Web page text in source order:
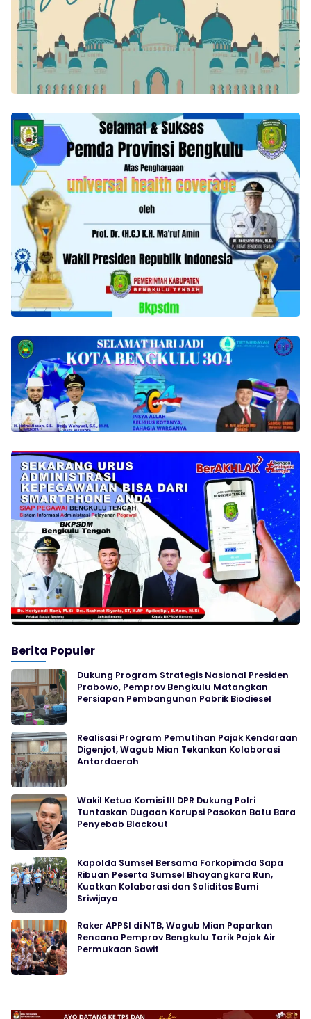
Berita Populer
Dukung Program Strategis Nasional Presiden
Prabowo, Pemprov Bengkulu Matangkan
Persiapan Pembangunan Pabrik Biodiesel
Realisasi Program Pemutihan Pajak Kendaraan
Digenjot, Wagub Mian Tekankan Kolaborasi
Antardaerah
Wakil Ketua Komisi III DPR Dukung Polri
Tuntaskan Dugaan Korupsi Pasokan Batu Bara
Penyebab Blackout
Kapolda Sumsel Bersama Forkopimda Sapa
Ribuan Peserta Sumsel Bhayangkara Run,
Kuatkan Kolaborasi dan Soliditas Bumi
Sriwijaya
Raker APPSI di NTB, Wagub Mian Paparkan
Rencana Pemprov Bengkulu Tarik Pajak Air
Permukaan Sawit